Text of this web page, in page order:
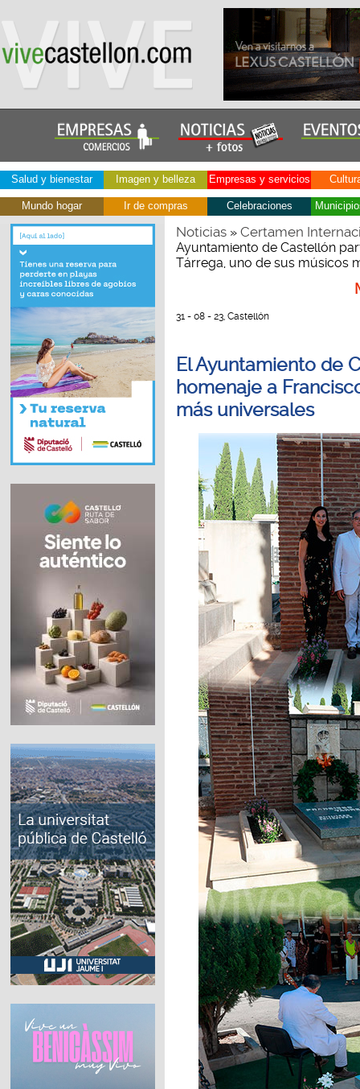
Salud y bienestar Imagen y belleza Empresas y servicios
Mundo hogar Ir de compras Celebraciones
Noticias» Certamen
Ayuntamiento de Castellón
Tárrega, uno de sus músicos
31 - 08 - 23, Castellón
El Ayuntamiento de
homenaje a
más universales